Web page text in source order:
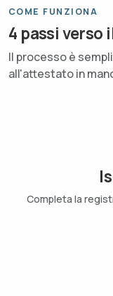
COME FUNZIONA
4 passi
Il processo è
all'attestato in
Completa la